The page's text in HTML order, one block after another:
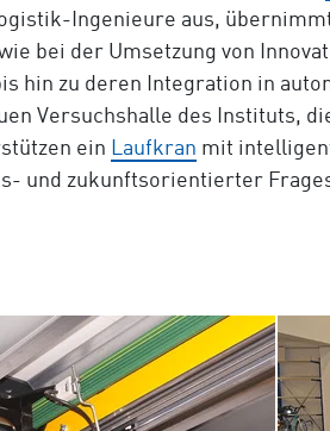
Ingenieure aus,
bei der Umsetzung von
hin zu deren Integration in
Versuchshalle des Instituts,
ein Laufkran mit
und zukunftsorientierter